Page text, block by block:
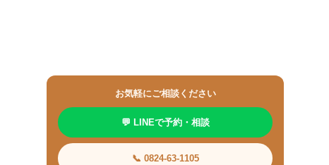
お気軽にご相談ください
💬 LINEで予約・相談
📞 0824-63-1105